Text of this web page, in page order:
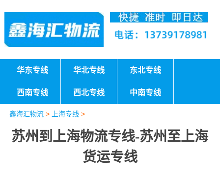
华东专线 华北专线 东北专线
西南专线 西北专线 中南专线
鑫海汇物流> 上海专线 >
苏州到上海物流专线-苏州至上海
货运专线